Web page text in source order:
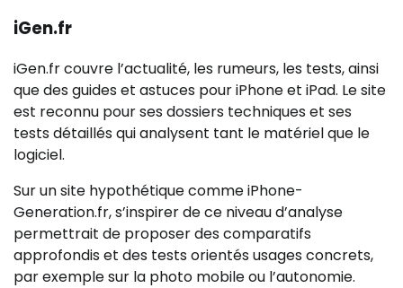
iGen.fr
iGen.fr couvre l’actualité, les rumeurs, les tests, ainsi
que des guides et astuces pour iPhone et iPad. Le site
est reconnu pour ses dossiers techniques et ses
tests détaillés qui analysent tant le matériel que le
logiciel.
Sur un site hypothétique comme iPhone-
Generation.fr, s’inspirer de ce niveau d’analyse
permettrait de proposer des comparatifs
approfondis et des tests orientés usages concrets,
par exemple sur la photo mobile ou l’autonomie.